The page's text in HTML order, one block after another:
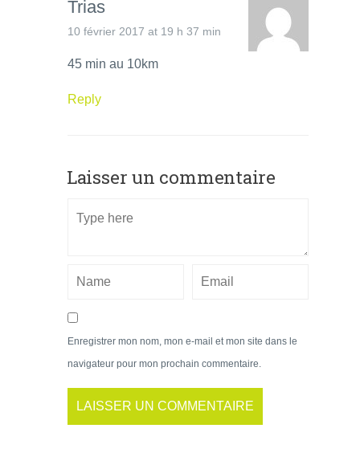
Trias
10 février 2017 at 19 h 37 min
45 min au 10km
Reply
Laisser un commentaire
Enregistrer mon nom, mon e-mail et mon site dans le
navigateur pour mon prochain commentaire.